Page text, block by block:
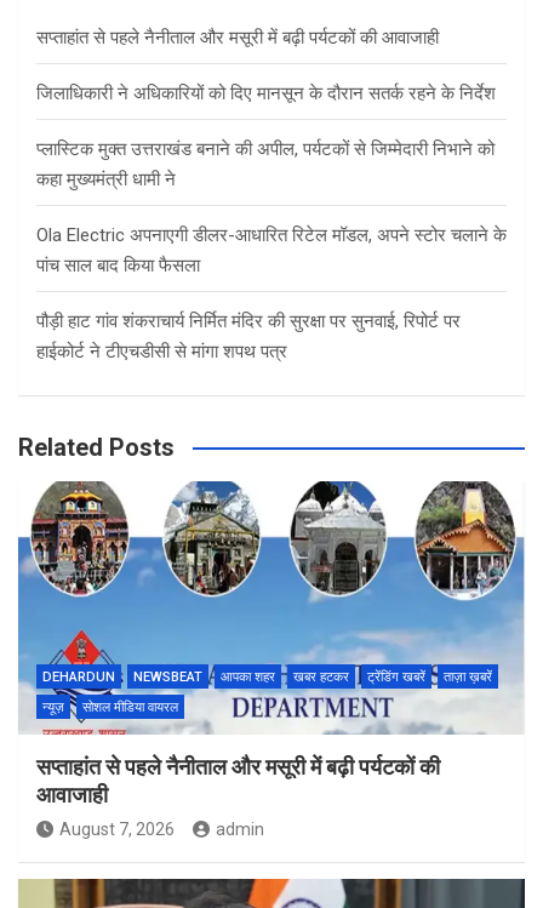
सप्ताहांत से पहले नैनीताल और मसूरी में बढ़ी पर्यटकों की आवाजाही
जिलाधिकारी ने अधिकारियों को दिए मानसून के दौरान सतर्क रहने के निर्देश
प्लास्टिक मुक्त उत्तराखंड बनाने की अपील, पर्यटकों से जिम्मेदारी निभाने को
कहा मुख्यमंत्री धामी ने
Ola Electric अपनाएगी डीलर-आधारित रिटेल मॉडल, अपने स्टोर चलाने के
पांच साल बाद किया फैसला
पौड़ी हाट गांव शंकराचार्य निर्मित मंदिर की सुरक्षा पर सुनवाई, रिपोर्ट पर
हाईकोर्ट ने टीएचडीसी से मांगा शपथ पत्र
Related Posts
DEHARDUN NEWSBEAT आपका शहर खबर हटकर ट्रेंडिंग खबरें
ताज़ा ख़बरें
न्यूज़
सोशल मीडिया वायरल
सप्ताहांत से पहले नैनीताल और मसूरी में बढ़ी पर्यटकों की
आवाजाही
August 7, 2026 admin